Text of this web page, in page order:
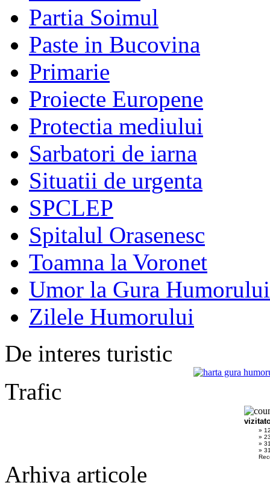
Partia Soimul
Paste in Bucovina
Primarie
Proiecte Europene
Protectia mediului
Sarbatori de iarna
Situatii de urgenta
SPCLEP
Spitalul Orasenesc
Toamna la Voronet
Umor la Gura Humorului
Zilele Humorului
De interes turistic
Trafic
»
»
»
»
Arhiva articole